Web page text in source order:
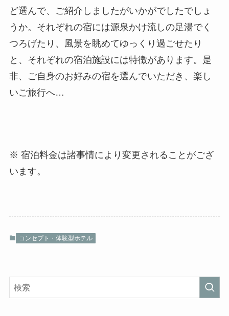
ど選んで、ご紹介しましたがいかがでしたでしょ
うか。それぞれの宿には源泉かけ流しの足湯でく
つろげたり、風景を眺めてゆっくり過ごせたり
と、それぞれの宿泊施設には特徴があります。是
非、ご自身のお好みの宿を選んでいただき、楽し
いご旅行へ…
※ 宿泊料金は諸事情により変更されることがござ
います。
コンセプト・体験型ホテル